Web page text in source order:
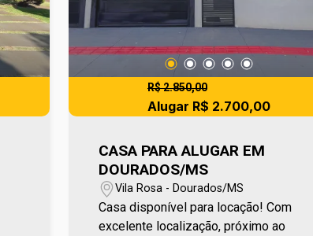
R$ 2.850,00
Alugar R$ 2.700,00
CASA PARA ALUGAR EM
DOURADOS/MS
Vila Rosa - Dourados/MS
Casa disponível para locação! Com
excelente localização, próximo ao